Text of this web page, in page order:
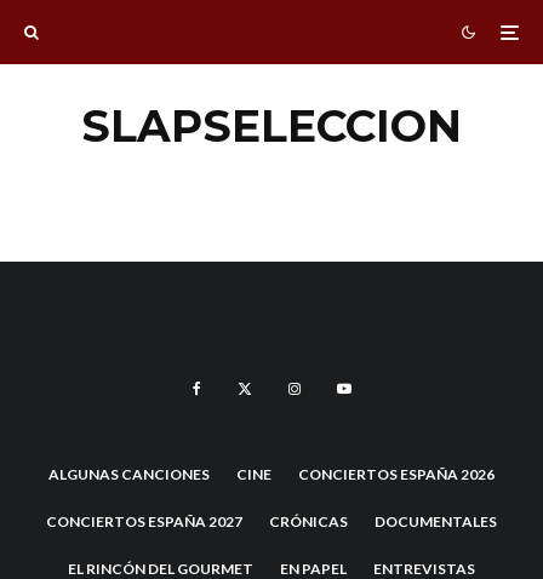
SLAPSELECCION
ALGUNAS CANCIONES CINE CONCIERTOS ESPAÑA 2026
CONCIERTOS ESPAÑA 2027 CRÓNICAS DOCUMENTALES
EL RINCÓN DEL GOURMET EN PAPEL ENTREVISTAS